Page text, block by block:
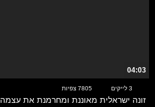
04:03
3 לייקים 7805 צפיות
זונה ישראלית מאוננת ומחרמנת את עצמה